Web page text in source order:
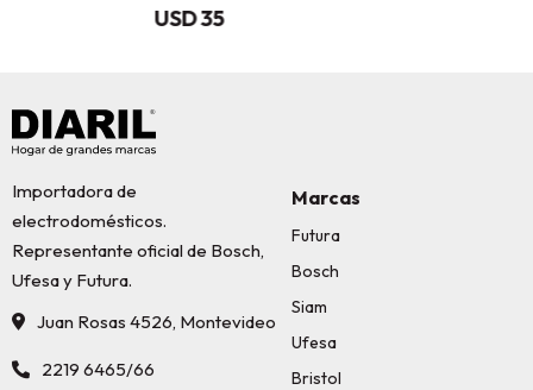
USD35
Importadora de
electrodomésticos.
Representante oficial de Bosch,
Ufesa y Futura.
Juan Rosas 4526, Montevideo
2219 6465/66
Marcas
Futura
Bosch
Siam
Ufesa
Bristol